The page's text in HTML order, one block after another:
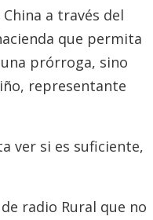
a través del
que permita
prórroga, sino
representante
ver si es suficiente,
radio Rural que no